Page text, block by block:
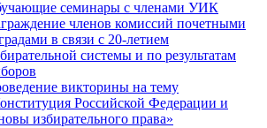
семинары с членами УИК
членов комиссий почетными
в связи с 20-летием
системы и по результатам
викторины на тему
Российской Федерации и
избирательного права»